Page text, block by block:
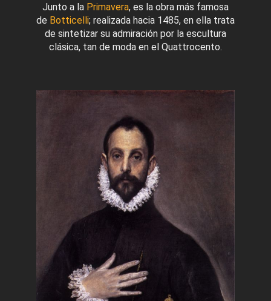
Junto a la Primavera, es la obra más famosa
de Botticelli; realizada hacia 1485, en ella trata
de sintetizar su admiración por la escultura
clásica, tan de moda en el Quattrocento.